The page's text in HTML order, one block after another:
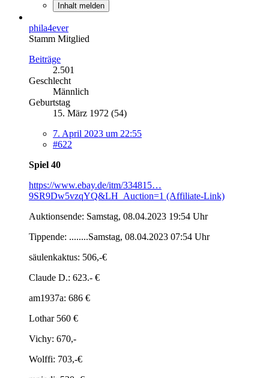
Inhalt melden
phila4ever
Stamm Mitglied
Beiträge
2.501
Geschlecht
Männlich
Geburtstag
15. März 1972 (54)
7. April 2023 um 22:55
#622
Spiel 40
https://www.ebay.de/itm/334815…
9SR9Dw5vzqYQ&LH_Auction=1 (Affiliate-Link)
Auktionsende: Samstag, 08.04.2023 19:54 Uhr
Tippende: ........Samstag, 08.04.2023 07:54 Uhr
säulenkaktus: 506,-€
Claude D.: 623.- €
am1937a: 686 €
Lothar 560 €
Vichy: 670,-
Wolffi: 703,-€